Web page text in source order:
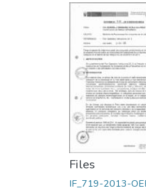
Files
IF_719-2013-